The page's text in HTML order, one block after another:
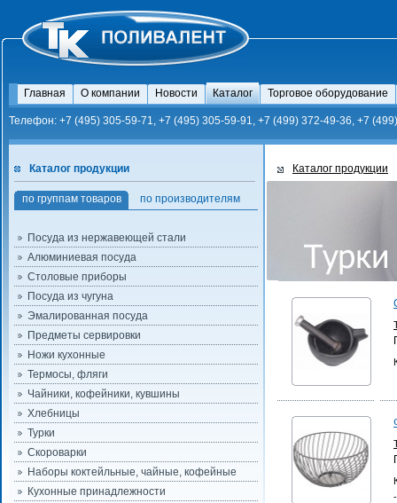
Главная О компании Новости Каталог Торговое оборудование
Телефон: +7 (495) 305-59-71, +7 (495) 305-59-91, +7 (499) 372-49-36, +7
Каталог продукции
по группам товаров по производителям
Посуда из нержавеющей стали
Алюминиевая посуда
Столовые приборы
Посуда из чугуна
Эмалированная посуда
Предметы сервировки
Ножи кухонные
Термосы, фляги
Чайники, кофейники, кувшины
Хлебницы
Турки
Скороварки
Наборы коктейльные, чайные, кофейные
Кухонные принадлежности
Каталог продукции